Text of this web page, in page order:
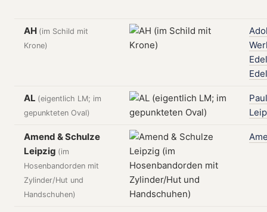
AH (im Schild mit
Krone)
AL (eigentlich LM; im
gepunkteten Oval)
Paul
Amend & Schulze
Leipzig (im
Hosenbandorden mit
Zylinder/Hut und
Handschuhen)